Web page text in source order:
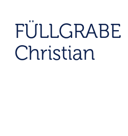
FÜLLGRABE
Christian